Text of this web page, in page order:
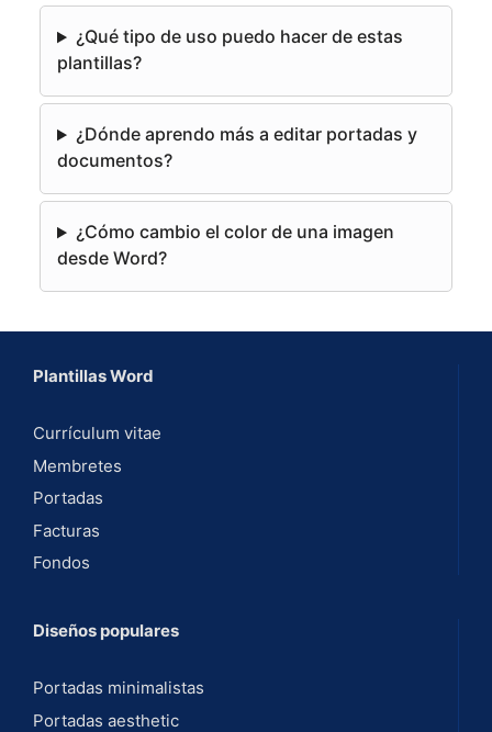
a
v
¿Qué tipo de uso puedo hacer de estas
plantillas?
¿Dónde aprendo más a editar portadas y
documentos?
¿Cómo cambio el color de una imagen
desde Word?
Plantillas Word
Currículum vitae
Membretes
Portadas
Facturas
Fondos
Diseños populares
Portadas minimalistas
Portadas aesthetic